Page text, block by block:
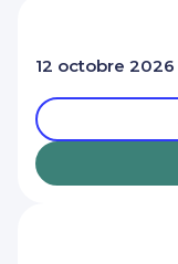
12 octobre 2026